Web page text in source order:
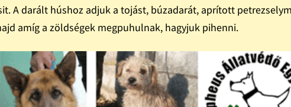
A darált húshoz adjuk a tojást, búzadarát, aprított
amíg a zöldségek megpuhulnak, hagyjuk pihenni.